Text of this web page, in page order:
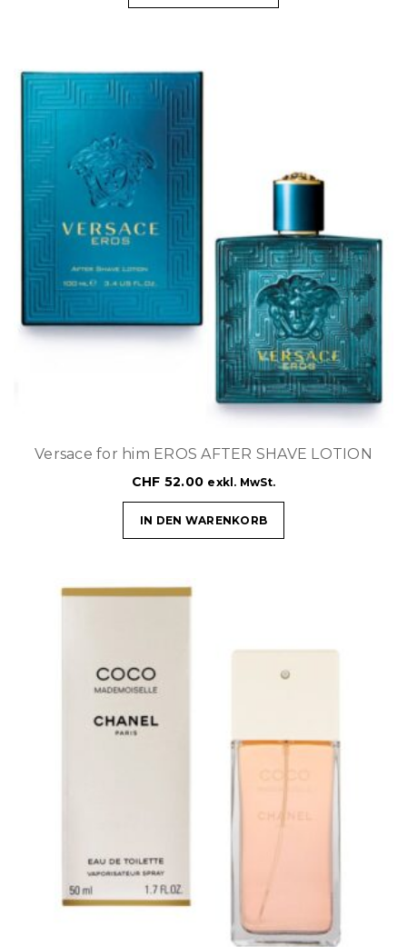
Versace for him EROS AFTER SHAVE LOTION
CHF 52.00 exkl. MwSt.
IN DEN WARENKORB